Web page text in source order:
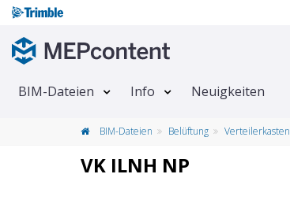
BIM-Dateien Info Neuigkeiten
BIM-Dateien Belüftung Verteilerkasten
VK ILNH NP